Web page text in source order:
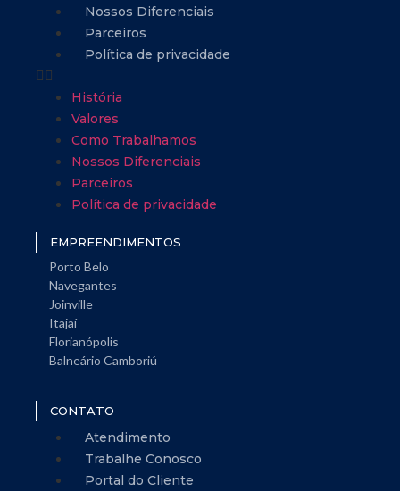
Nossos Diferenciais
Parceiros
Política de privacidade
História
Valores
Como Trabalhamos
Nossos Diferenciais
Parceiros
Política de privacidade
EMPREENDIMENTOS
Porto Belo
Navegantes
Joinville
Itajaí
Florianópolis
Balneário Camboriú
CONTATO
Atendimento
Trabalhe Conosco
Portal do Cliente